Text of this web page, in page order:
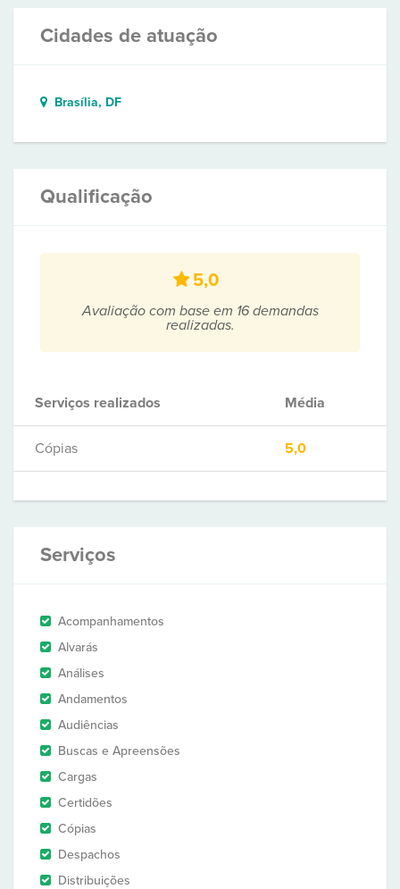
Cidades de atuação
Brasília, DF
Qualificação
5,0
Avaliação com base em 16 demandas
realizadas.
Serviços realizados Média
Cópias 5,0
Serviços
Acompanhamentos
Alvarás
Análises
Andamentos
Audiências
Buscas e Apreensões
Cargas
Certidões
Cópias
Despachos
Distribuições